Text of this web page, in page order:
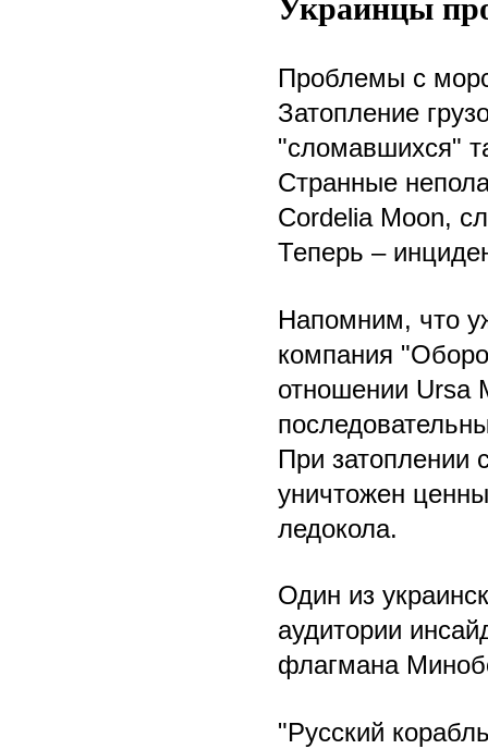
Проблемы с
Затопление
"сломавшихся"
Странные
Cordelia Moon,
Теперь –
Напомним, что
компания
отношении Ursa
При затоплении
уничтожен
ледокола.
Один из
аудитории
флагмана
"Русский